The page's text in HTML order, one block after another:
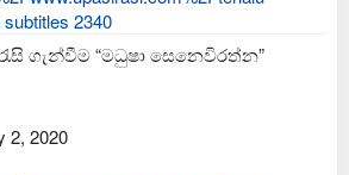
ගැන්වීම “මධුෂා සෙනෙවිරත්න”
2, 2020